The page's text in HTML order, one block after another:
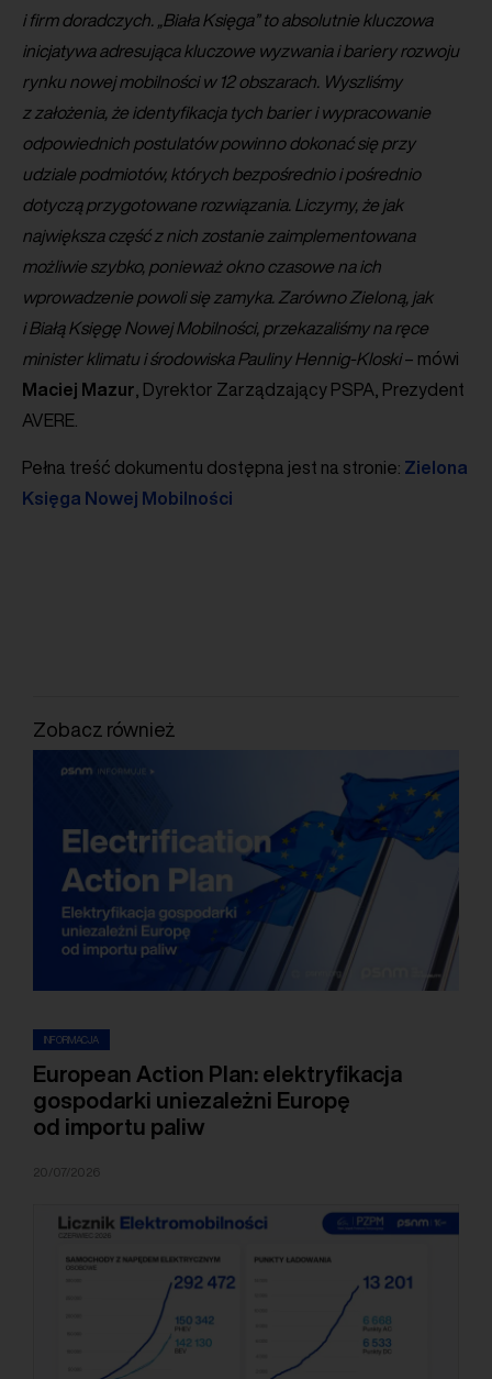
i firm doradczych. „Biała Księga” to absolutnie kluczowa
inicjatywa adresująca kluczowe wyzwania i bariery rozwoju
rynku nowej mobilności w 12 obszarach. Wyszliśmy
z założenia, że identyfikacja tych barier i wypracowanie
odpowiednich postulatów powinno dokonać się przy
udziale podmiotów, których bezpośrednio i pośrednio
dotyczą przygotowane rozwiązania. Liczymy, że jak
największa część z nich zostanie zaimplementowana
możliwie szybko, ponieważ okno czasowe na ich
wprowadzenie powoli się zamyka. Zarówno Zieloną, jak
i Białą Księgę Nowej Mobilności, przekazaliśmy na ręce
minister klimatu i środowiska Pauliny Hennig-Kloski– mówi
Maciej Mazur , Dyrektor Zarządzający PSPA, Prezydent
AVERE.
Pełna treść dokumentu dostępna jest na stronie: Zielona
Księga Nowej Mobilności
Zobacz również
INFORMACJA
European Action Plan: elektryfikacja
gospodarki uniezależni Europę
od importu paliw
20/07/2026